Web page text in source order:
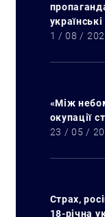
1 / 08 /
«Між
окупації
23 / 05 /
Страх,
18-річна